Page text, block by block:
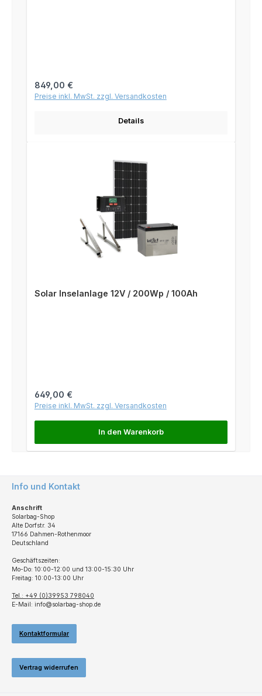
Regulärer Preis:
849,00 €
Preise inkl. MwSt. zzgl. Versandkosten
Details
Solar Inselanlage 12V / 200Wp / 100Ah
Regulärer Preis:
649,00 €
Preise inkl. MwSt. zzgl. Versandkosten
In den Warenkorb
Info und Kontakt
Anschrift
Solarbag-Shop
Alte Dorfstr. 34
17166 Dahmen-Rothenmoor
Deutschland
Geschäftszeiten:
Mo-Do: 10:00-12:00 und 13:00-15:30 Uhr
Freitag: 10:00-13:00 Uhr
Tel.: +49 (0)39953 798040
E-Mail: info@solarbag-shop.de
Kontaktformular
Vertrag widerrufen